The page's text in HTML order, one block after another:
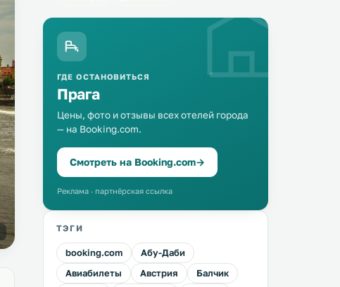
ГДЕ ОСТАНОВИТЬСЯ
Прага
Цены, фото и отзывы всех отелей города
— на Booking.com.
Смотреть на Booking.com→
Реклама · партнёрская ссылка
ТЭГИ
booking.com
Абу-Даби
Авиабилеты
Австрия
Балчик